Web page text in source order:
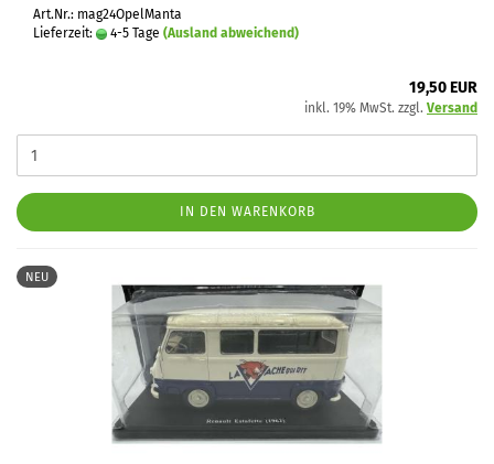
Art.Nr.: mag24OpelManta
Lieferzeit:
4-5 Tage (Ausland abweichend)
19,50 EUR
inkl. 19% MwSt. zzgl. Versand
IN DEN WARENKORB
NEU